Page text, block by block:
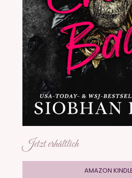
Jetzt erhältlich
AMAZON